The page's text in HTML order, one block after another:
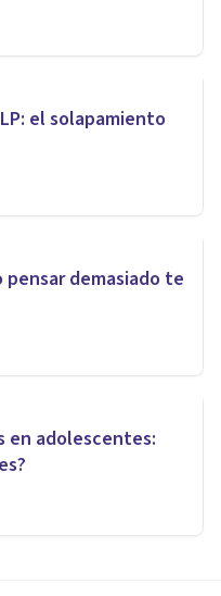
el solapamiento
pensar demasiado te
en adolescentes: